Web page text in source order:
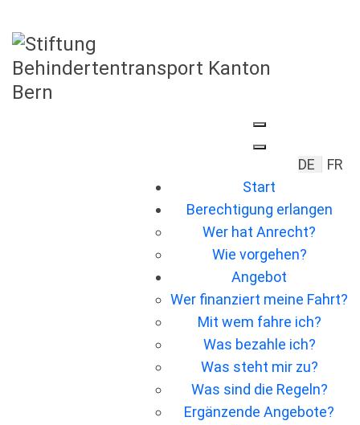
Sprache
DE
FR
Start
Berechtigung erlangen
Wer hat Anrecht?
Wie vorgehen?
Angebot
Wer ﬁnanziert meine Fahrt?
Mit wem fahre ich?
Was bezahle ich?
Was steht mir zu?
Was sind die Regeln?
Ergänzende Angebote?